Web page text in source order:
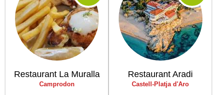
Restaurant La Muralla
Camprodon
Restaurant Aradi
Castell-Platja d'Aro